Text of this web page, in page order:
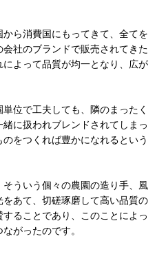
から消費国にもってきて、全てを
社のブランドで販売されてきた
よって品質が均一となり、広が
位で工夫しても、隣のまったく
に扱われブレンドされてしまっ
をつくれば豊かになれるという
ういう個々の農園の造り手、風
あて、切磋琢磨して高い品質の
ることであり、このことによっ
がったのです。